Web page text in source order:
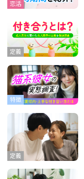
恋活
定義
特徴
定義